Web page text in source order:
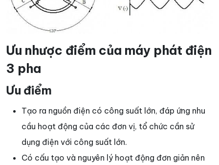
Ưu nhược điểm của máy phát điện
3 pha
Ưu điểm
Tạo ra nguồn điện có công suất lớn, đáp ứng nhu
cầu hoạt động của các đơn vị, tổ chức cần sử
dụng điện với công suất lớn.
Có cấu tạo và nguyên lý hoạt động đơn giản nên